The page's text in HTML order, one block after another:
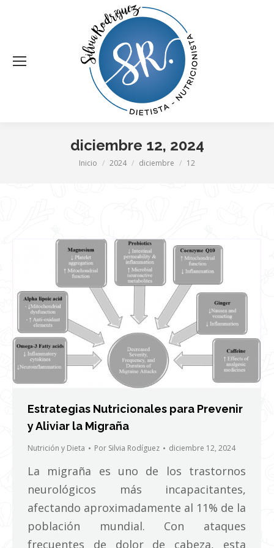
diciembre 12, 2024
Estás aquí:
Inicio 2024 diciembre 12
Estrategias Nutricionales para Prevenir
y Aliviar la Migraña
Nutrición y Dieta Por Silvia Rodíguez diciembre 12, 2024
La migraña es uno de los trastornos
neurológicos más incapacitantes,
afectando aproximadamente al 11% de la
población mundial. Con ataques
frecuentes de dolor de cabeza, esta